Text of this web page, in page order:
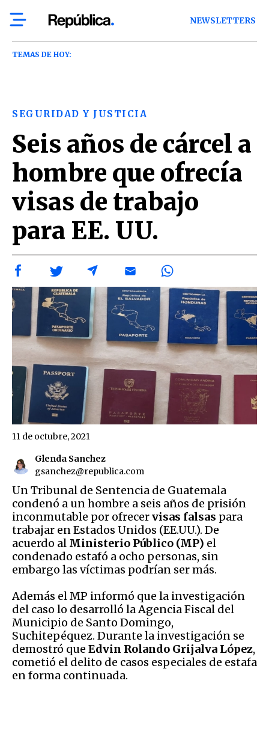
NEWSLETTERS
TEMAS DE HOY:
SEGURIDAD Y JUSTICIA
Seis años de cárcel a
hombre que ofrecía
visas de trabajo
para EE. UU.
Glenda Sanchez
gsanchez@republica.com
11 de octubre, 2021
Un Tribunal de Sentencia de Guatemala
condenó a un hombre a seis años de prisión
inconmutable por ofrecervisas falsas para
trabajar en Estados Unidos (EE.UU.). De
acuerdo al Ministerio Público (MP) el
condenado estafó a ocho personas, sin
embargo las víctimas podrían ser más.
Además el MP informó que la investigación
del caso lo desarrolló la Agencia Fiscal del
Municipio de Santo Domingo,
Suchitepéquez. Durante la investigación se
demostró que Edvin Rolando Grijalva López,
cometió el delito de casos especiales de estafa
en forma continuada.